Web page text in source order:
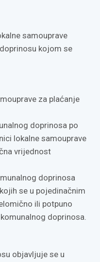
samouprave
kojom se
za plaćanje
doprinosa po
lokalne samouprave
vrijednost
doprinosa
se u pojedinačnim
ili potpuno
doprinosa.
objavljuje se u